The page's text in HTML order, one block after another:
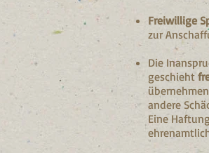
Freiwillige
zur
Die
geschieht
andere
Eine